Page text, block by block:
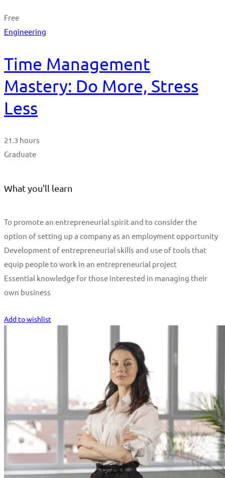
Free
Engineering
Time Management
Mastery: Do More, Stress
Less
21.3 hours
Graduate
What you'll learn
To promote an entrepreneurial spirit and to consider the
option of setting up a company as an employment opportunity
Development of entrepreneurial skills and use of tools that
equip people to work in an entrepreneurial project
Essential knowledge for those interested in managing their
own business
Add to wishlist